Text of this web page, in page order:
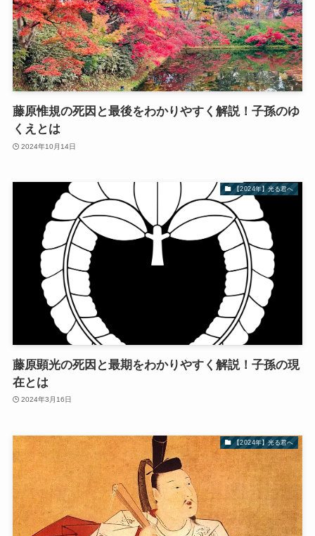
藤原惟規の死因と最後をわかりやすく解説！子孫のゆ
くえとは
2024年10月14日
【2024年】光る君へ
藤原顕光の死因と最期をわかりやすく解説！子孫の現
在とは
2024年3月16日
【2024年】光る君へ